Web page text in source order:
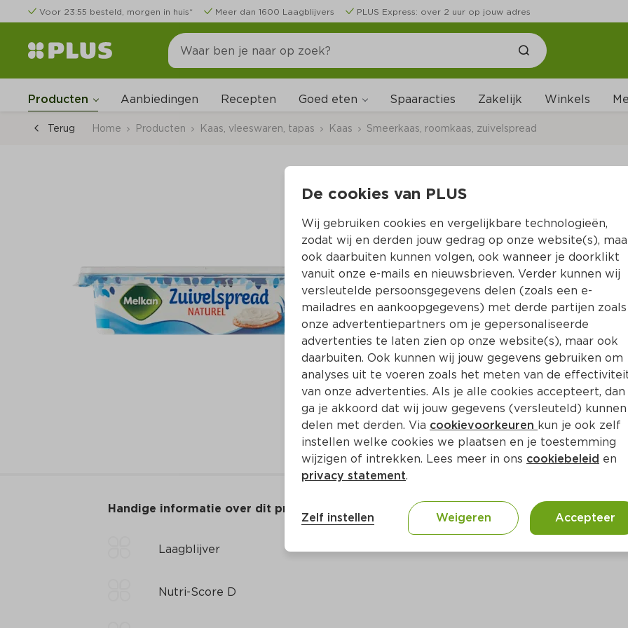
Voor 23:55 besteld, morgen in huis* Meer dan 1600 Laagblijvers PLUS Express: over 2 uur op jouw adres
Producten Aanbiedingen Recepten Goed eten Spaaracties Zakelijk Winkels
Terug Home Producten Kaas, vleeswaren, tapas Kaas Smeerkaas, roomkaas, zuivelspread
Melkan Zuivelspread
Per Kuipje 200 g  (per kilo €6.90)
1.38
Toevoegen
Handige informatie over dit product
Laagblijver
Nutri-Score D
De cookies van PLUS
Wij gebruiken cookies en vergelijkbare technologieën,
zodat wij en derden jouw gedrag op onze website(s),
ook daarbuiten kunnen volgen, ook wanneer je doorklikt
vanuit onze e-mails en nieuwsbrieven. Verder kunnen wij
versleutelde persoonsgegevens delen (zoals een e-
mailadres en aankoopgegevens) met derde partijen zoals
onze advertentiepartners om je gepersonaliseerde
advertenties te laten zien op onze website(s), maar ook
daarbuiten. Ook kunnen wij jouw gegevens gebruiken om
analyses uit te voeren zoals het meten van de
van onze advertenties. Als je alle cookies accepteert, dan
ga je akkoord dat wij jouw gegevens (versleuteld) kunnen
delen met derden. Via cookievoorkeuren kun je ook zelf
instellen welke cookies we plaatsen en je toestemming
wijzigen of intrekken. Lees meer in ons cookiebeleid en
privacy statement.
Zelf instellen Weigeren Accepteer